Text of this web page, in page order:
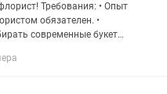
• Опыт
обязателен. •
современные букеты
работу. • Достойную